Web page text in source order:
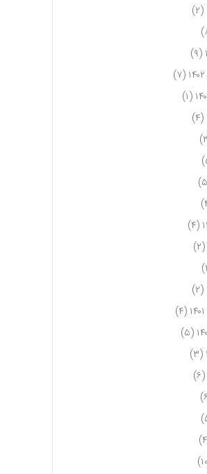
(۲)
(۹)
(۷)
(۱)
(۴)
(۴)
(۲)
(۲)
(۴)
(۵)
(۳)
(۶)